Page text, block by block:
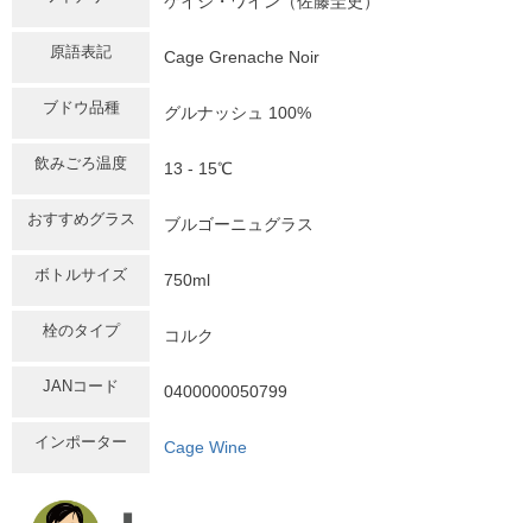
原語表記 Cage Grenache Noir
ブドウ品種 グルナッシュ 100%
飲みごろ温度 13 - 15℃
おすすめグラス ブルゴーニュグラス
ボトルサイズ 750ml
栓のタイプ コルク
JANコード 0400000050799
インポーター Cage Wine